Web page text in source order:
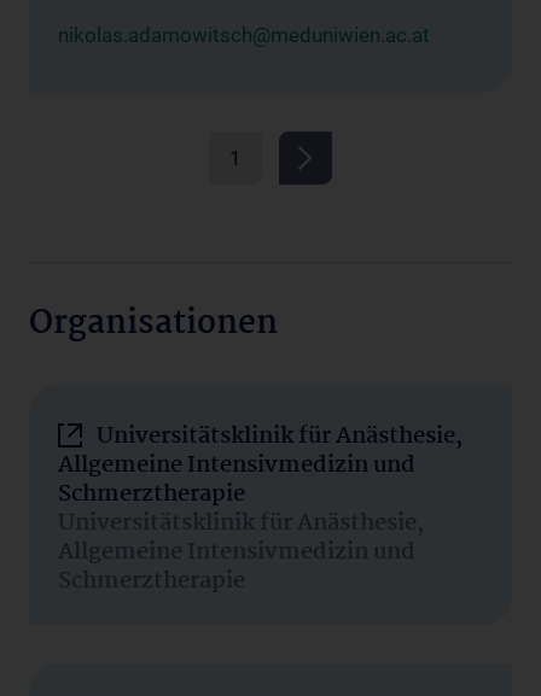
nikolas.adamowitsch@meduniwien.ac.at
1
Organisationen
Universitätsklinik für Anästhesie,
Allgemeine Intensivmedizin und
Schmerztherapie
Universitätsklinik für Anästhesie,
Allgemeine Intensivmedizin und
Schmerztherapie